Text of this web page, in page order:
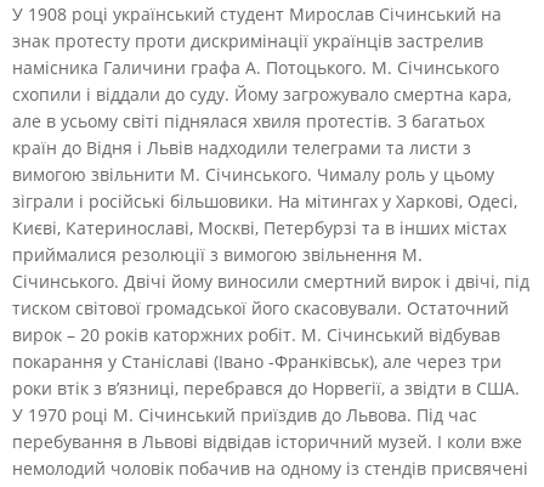
У 1908 році український студент Мирослав Січинський на
знак протесту проти дискримінації українців застрелив
намісника Галичини графа А. Потоцького. М. Січинського
схопили і віддали до суду. Йому загрожувало смертна кара,
але в усьому світі піднялася хвиля протестів. З багатьох
країн до Відня і Львів надходили телеграми та листи з
вимогою звільнити М. Січинського. Чималу роль у цьому
зіграли і російські більшовики. На мітингах у Харкові, Одесі,
Києві, Катеринославі, Москві, Петербурзі та в інших містах
приймалися резолюції з вимогою звільнення М.
Січинського. Двічі йому виносили смертний вирок і двічі, під
тиском світової громадської його скасовували. Остаточний
вирок – 20 років каторжних робіт. М. Січинський відбував
покарання у Станіславі (Івано -Франківськ), але через три
роки втік з в’язниці, перебрався до Норвегії, а звідти в США.
У 1970 році М. Січинський приїздив до Львова. Під час
перебування в Львові відвідав історичний музей. І коли вже
немолодий чоловік побачив на одному із стендів присвячені